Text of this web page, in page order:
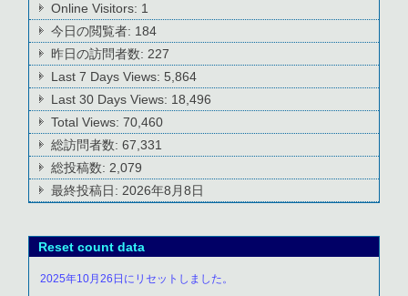
Online Visitors: 1
今日の閲覧者: 184
昨日の訪問者数: 227
Last 7 Days Views: 5,864
Last 30 Days Views: 18,496
Total Views:70,460
総訪問者数:67,331
総投稿数: 2,079
最終投稿日: 2026年8月8日
Reset count data
2025年10月26日にリセットしました。